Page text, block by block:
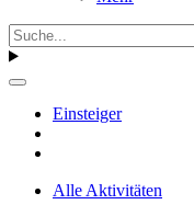
Einsteiger
Alle Aktivitäten